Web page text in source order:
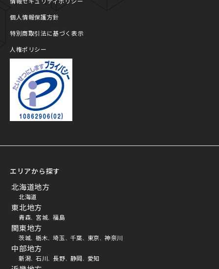
個人情報保護方針
特別商取引法に基づく表示
人権ポリシー
エリアから探す
北海道地方
北海道
東北地方
青森、 宮城、 福島
関東地方
茨城、 栃木、 埼玉、 千葉、 東京、 神奈川
中部地方
新潟、 石川、 長野、 静岡、 愛知